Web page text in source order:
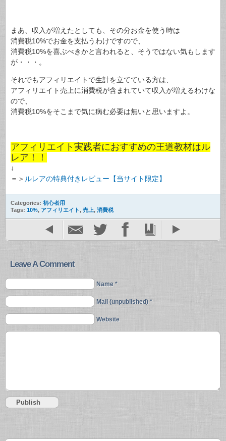
まあ、収入が増えたとしても、その分お金を使う時は
消費税10%でお金を支払うわけですので、
消費税10%を喜ぶべきかと言われると、そうではない気もします
が・・・。
それでもアフィリエイトで生計を立てている方は、
アフィリエイト売上に消費税が含まれていて収入が増えるわけな
ので、
消費税10%をそこまで気に病む必要は無いと思いますよ。
アフィリエイト実践者におすすめの王道教材はル
レア！！
↓
＝＞ ルレアの特典付きレビュー【当サイト限定】
Categories: 初心者用
Tags: 10%, アフィリエイト, 売上, 消費税
Leave A Comment
Name *
Mail (unpublished) *
Website